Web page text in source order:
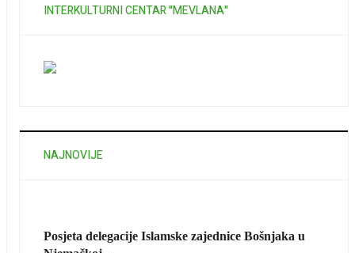
INTERKULTURNI CENTAR "MEVLANA"
NAJNOVIJE
Posjeta delegacije Islamske zajednice Bošnjaka u